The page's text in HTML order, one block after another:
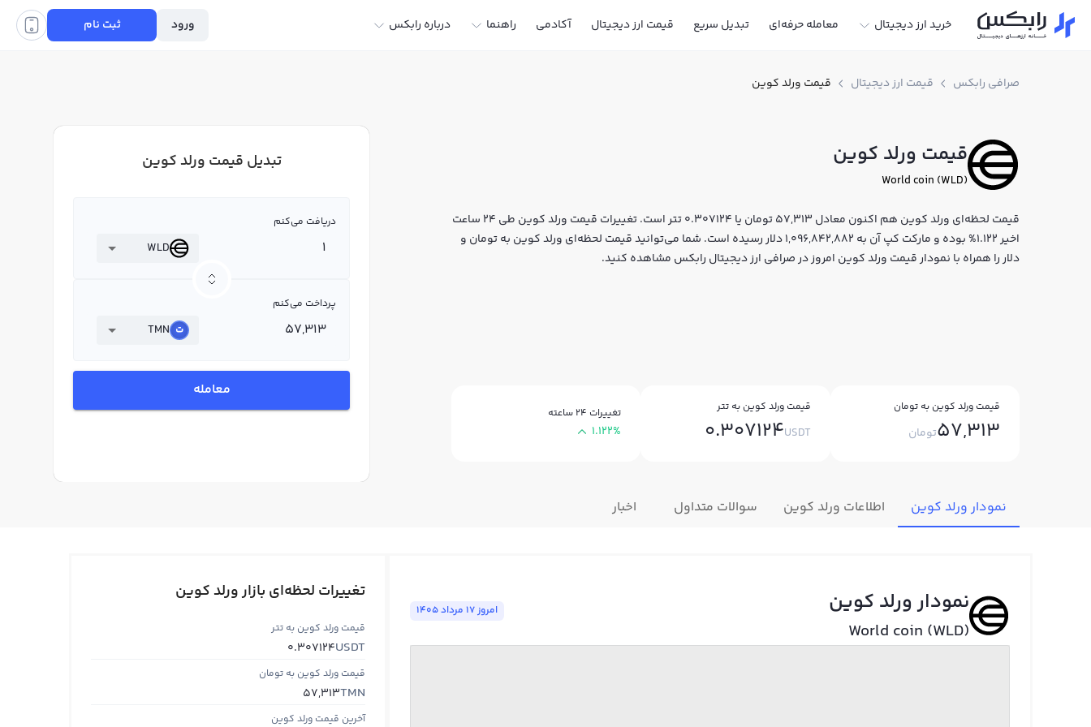
خرید ارز دیجیتال معامله حرفه‌ای تبدیل سریع قیمت ارز دیجیتال آکادمی راهنما درباره رابکس ورود ثبت نام
صرافی رابکس قیمت ارز دیجیتال قیمت ورلد کوین
قیمت ورلد کوین
World coin (WLD)
قیمت لحظه‌ای ورلد کوین هم اکنون معادل 57,313 تومان یا 0.307124 تتر است. تغییرات قیمت ورلد کوین طی 24 ساعت
اخیر 1.122% بوده و مارکت کپ آن به 1,096,842,882 دلار رسیده است. شما می‌توانید قیمت لحظه‌ای ورلد کوین به تومان و
دلار را همراه با نمودار قیمت ورلد کوین امروز در صرافی ارز دیجیتال رابکس مشاهده کنید.
قیمت ورلد کوین به تومان
57,313تومان
قیمت ورلد کوین به تتر
0.307124USDT
تغییرات ۲۴ ساعته
1.122%
تبدیل قیمت ورلد کوین
دریافت می‌کنم
WLD
پرداخت می‌کنم
TMN
معامله
نمودار ورلد کوین اطلاعات ورلد کوین سوالات متداول اخبار
نمودار ورلد کوین
World coin (WLD)
امروز ١٧ مرداد ١٤٠٥
تغییرات لحظه‌ای بازار ورلد کوین
قیمت ورلد کوین به تتر
USDT
0.307124
قیمت ورلد کوین به تومان
TMN
57,313
آخرین قیمت ورلد کوین